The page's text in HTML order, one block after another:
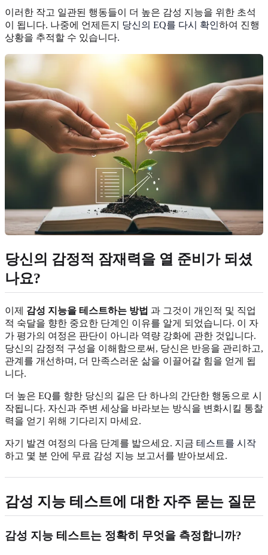
이러한 작고 일관된 행동들이 더 높은 감성 지능을 위한 초석
이 됩니다. 나중에 언제든지 당신의 EQ를 다시 확인하여 진행
상황을 추적할 수 있습니다.
당신의 감정적 잠재력을 열 준비가 되셨
나요?
이제 감성 지능을 테스트하는 방법 과 그것이 개인적 및 직업
적 숙달을 향한 중요한 단계인 이유를 알게 되었습니다. 이 자
가 평가의 여정은 판단이 아니라 역량 강화에 관한 것입니다.
당신의 감정적 구성을 이해함으로써, 당신은 반응을 관리하고,
관계를 개선하며, 더 만족스러운 삶을 이끌어갈 힘을 얻게 됩
니다.
더 높은 EQ를 향한 당신의 길은 단 하나의 간단한 행동으로 시
작됩니다. 자신과 주변 세상을 바라보는 방식을 변화시킬 통찰
력을 얻기 위해 기다리지 마세요.
자기 발견 여정의 다음 단계를 밟으세요. 지금 테스트를 시작
하고 몇 분 안에 무료 감성 지능 보고서를 받아보세요.
감성 지능 테스트에 대한 자주 묻는 질문
감성 지능 테스트는 정확히 무엇을 측정합니까?